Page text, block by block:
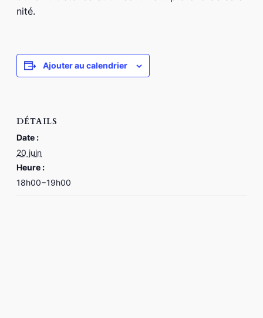
ni­té.
Ajouter au calendrier
DÉTAILS
Date :
20 juin
Heure :
18h00−19h00